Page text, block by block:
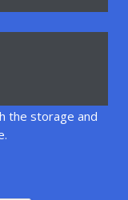
the storage and